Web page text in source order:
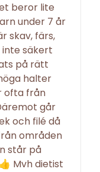
beror lite
under 7 år
skav, färs,
säkert
på rätt
halter
ofta från
går
och filé då
områden
står på
Mvh dietist